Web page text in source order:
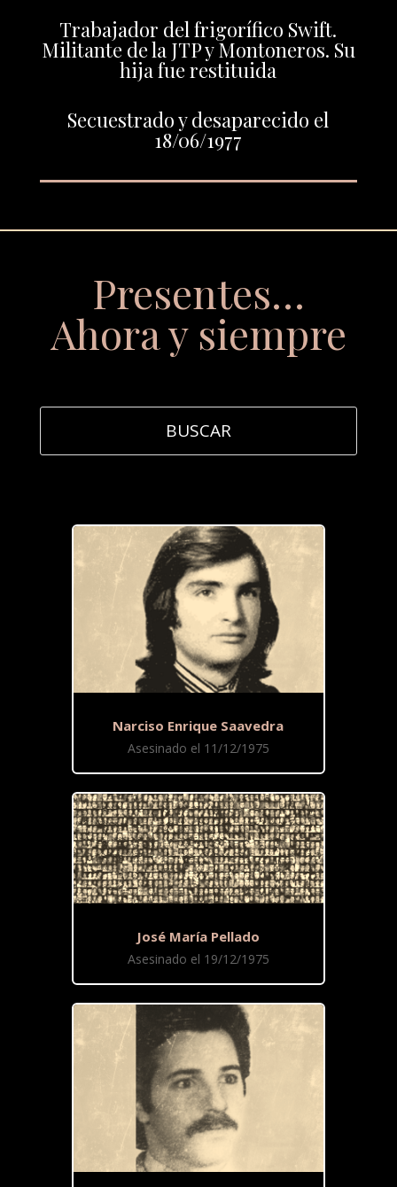
Trabajador del frigorífico Swift.
Militante de la JTP y Montoneros. Su
hija fue restituida
Secuestrado y desaparecido el
18/06/1977
Presentes…
Ahora y siempre
Narciso Enrique Saavedra
Asesinado el 11/12/1975
José María Pellado
Asesinado el 19/12/1975